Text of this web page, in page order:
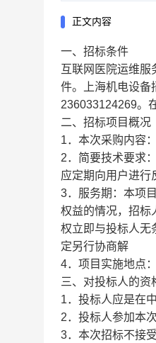
正文内容
一、招标条件
互联网医院运维服
件。上海机电设备
236033124269。
二、招标项目概况
1．本次采购内容
2．简要技术要求
应定期向用户进行
3．服务期：本项
权益的情况，招标
权立即与投标人无
定另行协商解
4．项目实施地点
三、对投标人的资
1．投标人应是在
2．投标人参加本
3．本次招标不接